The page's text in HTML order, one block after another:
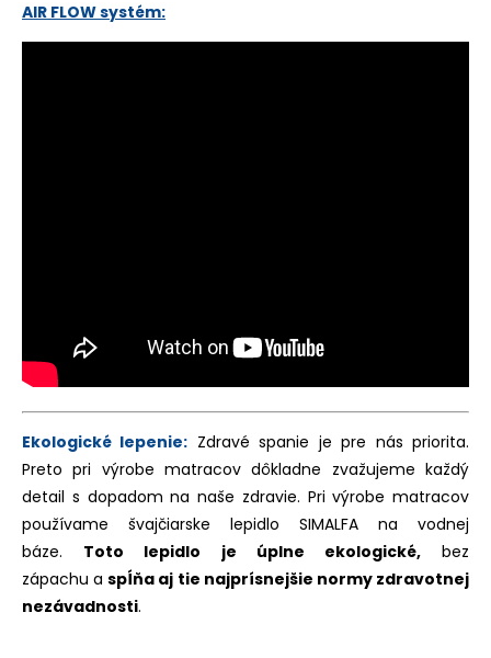
AIR FLOWsystém:
Ekologické lepenie: Zdravé spanie je pre nás priorita.
Preto pri výrobe matracov dôkladne zvažujeme každý
detail s dopadom na naše zdravie. Pri výrobe matracov
používame švajčiarske lepidlo SIMALFA na vodnej
báze. Toto lepidlo je úplne ekologické,bez
zápachu aspĺňa aj tie najprísnejšie normy zdravotnej
nezávadnosti.